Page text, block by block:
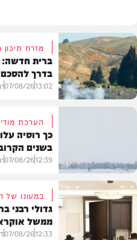
מזרח
ברית חדשה:
בדרך
13:02
07/08/26
הערכת
כך רוסיה
בשנים
12:39
07/08/26
במעונו של
גדולי רבני
ממשל
12:33
07/08/26